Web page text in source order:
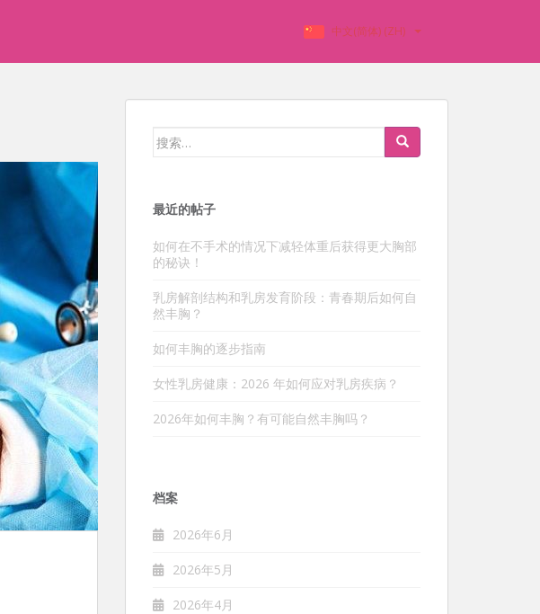
中文(简体) (ZH)
搜
最近的帖子
如何在不手术的情况下减轻体重后获得更大胸部
的秘诀！
乳房解剖结构和乳房发育阶段：青春期后如何自
然丰胸？
如何丰胸的逐步指南
女性乳房健康：2026 年如何应对乳房疾病？
2026年如何丰胸？有可能自然丰胸吗？
档案
2026年6月
2026年5月
2026年4月